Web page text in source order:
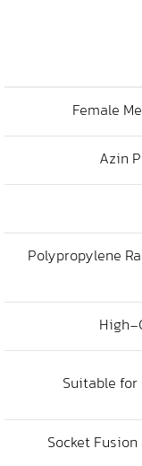
Female
Azin
Polypropylene
High-
Suitable for
Socket